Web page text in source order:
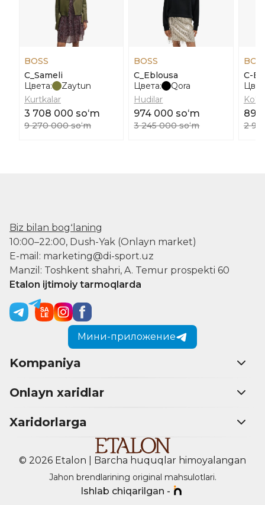
BOSS
C_Sameli
Цвета:
Zaytun
Kurtkalar
3 708 000 soʻm
9 270 000 soʻm
BOSS
C_Eblousa
Цвета:
Qora
Hudilar
974 000 soʻm
3 245 000 soʻm
C-
892
2
Biz bilan bogʻlaning
10:00–22:00, Dush-Yak (Onlayn market)
E-mail: marketing@di-sport.uz
Manzil: Toshkent shahri, A. Temur prospekti 60
Etalon ijtimoiy tarmoqlarda
Мини-приложение
Kompaniya
Onlayn xaridlar
Xaridorlarga
© 2026 Etalon | Barcha huquqlar himoyalangan
Jahon brendlarining original mahsulotlari.
Ishlab chiqarilgan -